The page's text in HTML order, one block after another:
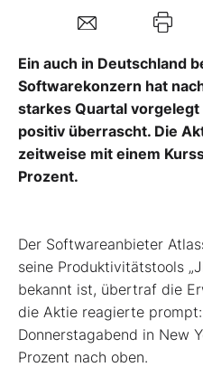
Kontakt
Ein auch in Deutschland
Softwarekonzern hat
starkes Quartal
positiv überrascht. Die
zeitweise mit einem
Prozent.
Der Softwareanbieter
seine Produktivitätstools
bekannt ist, übertraf die
die Aktie reagierte
Donnerstagabend in New
Prozent nach oben.